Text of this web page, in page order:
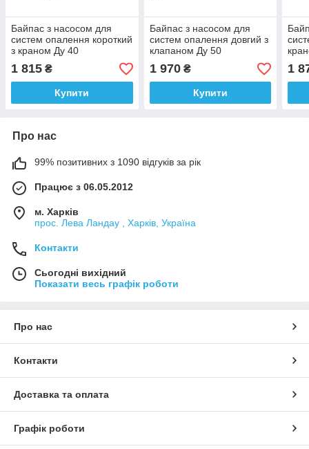
Байпас з насосом для
систем опалення короткий
з краном Ду 40
1 815 ₴
Купити
Байпас з насосом для
систем опалення довгий з
клапаном Ду 50
1 970₴
Купити
1
Про нас
99% позитивних з 1090 відгуків за рік
Працює з 06.05.2012
м. Харків
прос. Лева Ландау , Харків, Україна
Контакти
Сьогодні вихідний
Показати весь графік роботи
Про нас
Контакти
Доставка та оплата
Графік роботи